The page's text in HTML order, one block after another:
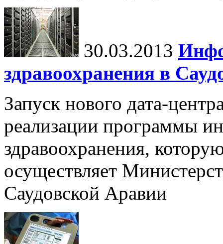
30.03.2013
здравоохранения в
Запуск нового дата-
реализации программы
здравоохранения,
осуществляет
Саудовской Аравии